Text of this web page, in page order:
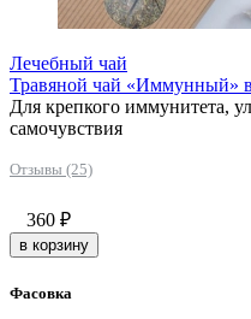
Лечебный чай
Травяной чай «Иммунный»
Для крепкого иммунитета,
самочувствия
Отзывы (25)
360 ₽
в корзину
Фасовка